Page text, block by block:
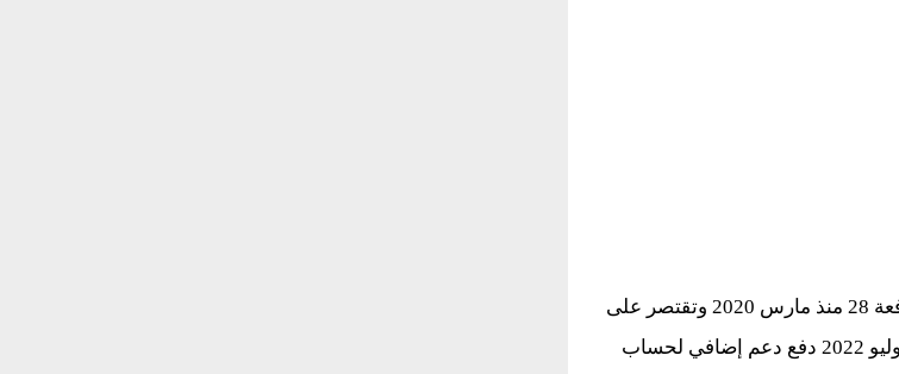
بعد تعليق استمر أكثر من عامين، تم تعليق التسجيلات الجديدة بسبب الدفعة 28 منذ مارس 2020 وتقتصر على
إضافة المعالين المستفيدين فقط، وفقًا لسلمان بن عبد العزيز، كما قرر يوليو 2022 دفع دعم إضافي لحساب